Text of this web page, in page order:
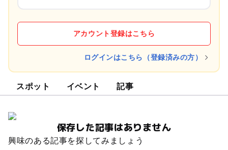
アカウント登録はこちら
ログインはこちら（登録済みの方）
スポット イベント 記事
保存した記事はありません
興味のある記事を探してみましょう